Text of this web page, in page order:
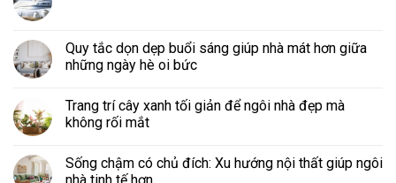
Quy tắc dọn dẹp buổi sáng giúp nhà mát hơn giữa
những ngày hè oi bức
Trang trí cây xanh tối giản để ngôi nhà đẹp mà
không rối mắt
Sống chậm có chủ đích: Xu hướng nội thất giúp ngôi